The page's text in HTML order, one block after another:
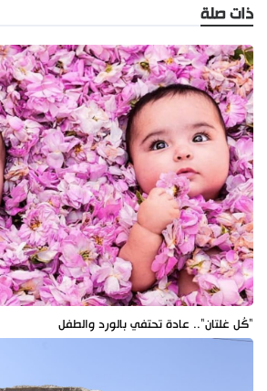
ذات صلة
"كُل غلتان".. عادة تحتفي بالورد والطفل